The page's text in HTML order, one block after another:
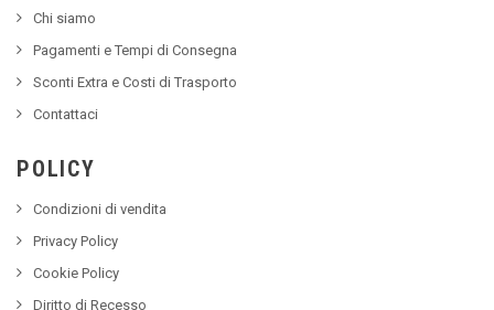
Chi siamo
Pagamenti e Tempi di Consegna
Sconti Extra e Costi di Trasporto
Contattaci
POLICY
Condizioni di vendita
Privacy Policy
Cookie Policy
Diritto di Recesso